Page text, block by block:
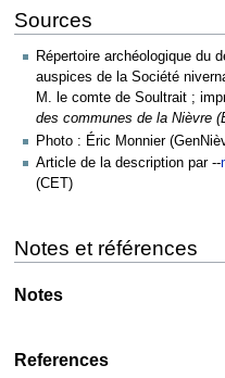
Sources
Répertoire archéologique du
auspices de la Société
M. le comte de Soultrait ;
des communes de la Nièvre
Photo : Éric Monnier
Article de la description par --
(CET)
Notes et références
Notes
References